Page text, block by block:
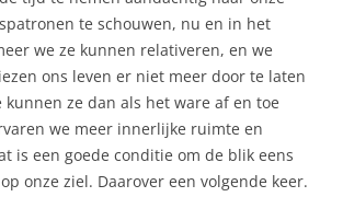
te schouwen, nu en in het
we ze kunnen relativeren, en we
ons leven er niet meer door te laten
kunnen ze dan als het ware af en toe
we meer innerlijke ruimte en
is een goede conditie om de blik eens
onze ziel. Daarover een volgende keer.